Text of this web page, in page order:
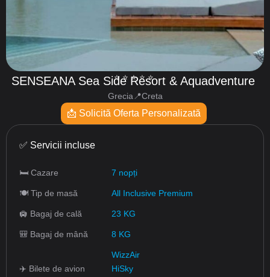
⭐️⭐️⭐️⭐️⭐️
SENSEANA Sea Side Resort & Aquadventure
Grecia📍Creta
📩 Solicită Oferta Personalizată
✅ Servicii incluse
🛏 Cazare 7 nopți
🍽 Tip de masă All Inclusive Premium
🛄 Bagaj de cală 23 KG
🎒 Bagaj de mână 8 KG
✈️ Bilete de avion
WizzAir
HiSky